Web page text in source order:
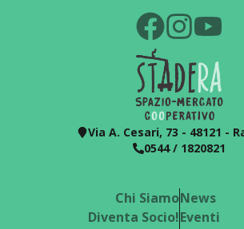
Via A. Cesari, 73 - 48121 -
0544 / 1820821
Chi Siamo
Diventa Socio!
News
Eventi